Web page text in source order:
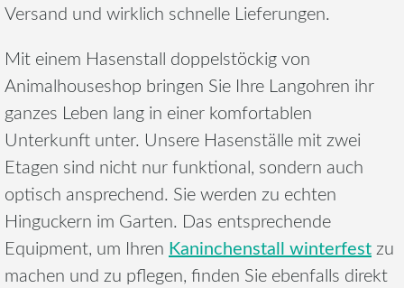
Versand und wirklich schnelle Lieferungen.
Mit einem Hasenstall doppelstöckig von
Animalhouseshop bringen Sie Ihre Langohren ihr
ganzes Leben lang in einer komfortablen
Unterkunft unter. Unsere Hasenställe mit zwei
Etagen sind nicht nur funktional, sondern auch
optisch ansprechend. Sie werden zu echten
Hinguckern im Garten. Das entsprechende
Equipment, um Ihren Kaninchenstall winterfest zu
machen und zu pflegen, finden Sie ebenfalls direkt